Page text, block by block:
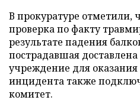
В прокуратуре отметили,
проверка по факту
результате падения
пострадавшая
учреждение для
инцидента также
комитет.